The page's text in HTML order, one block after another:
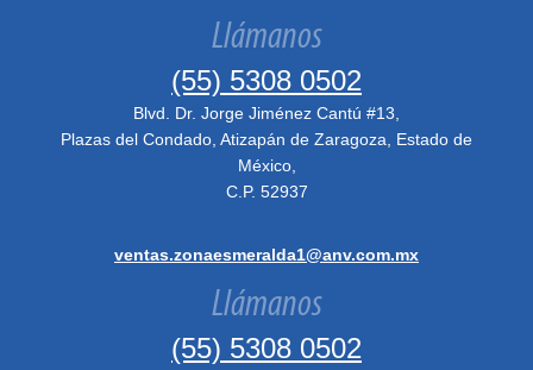
Llámanos
(55) 5308 0502
Blvd. Dr. Jorge Jiménez Cantú #13,
Plazas del Condado, Atizapán de Zaragoza, Estado de
México,
C.P. 52937
ventas.zonaesmeralda1@anv.com.mx
Llámanos
(55) 5308 0502